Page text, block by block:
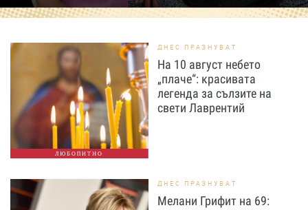
ЛЮБОПИТНО
ДНЕС ПРАЗНУВАТ
На 10 август небето
„плаче“: красивата
легенда за сълзите на
свети Лаврентий
ДНЕС ПРАЗНУВАТ
Мелани Грифит на 69: